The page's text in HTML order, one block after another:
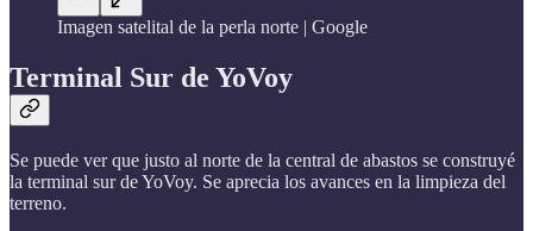
Imagen satelital de la perla norte | Google
Terminal Sur de YoVoy
Se puede ver que justo al norte de la central de abastos se construyé
la terminal sur de YoVoy. Se aprecia los avances en la limpieza del
terreno.